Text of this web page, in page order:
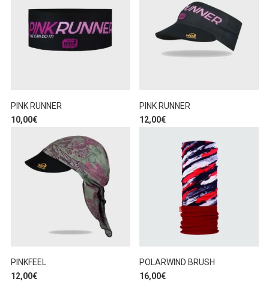
PINK RUNNER
10,00€
PINK RUNNER
12,00€
PINKFEEL
12,00€
POLARWIND BRUSH
16,00€